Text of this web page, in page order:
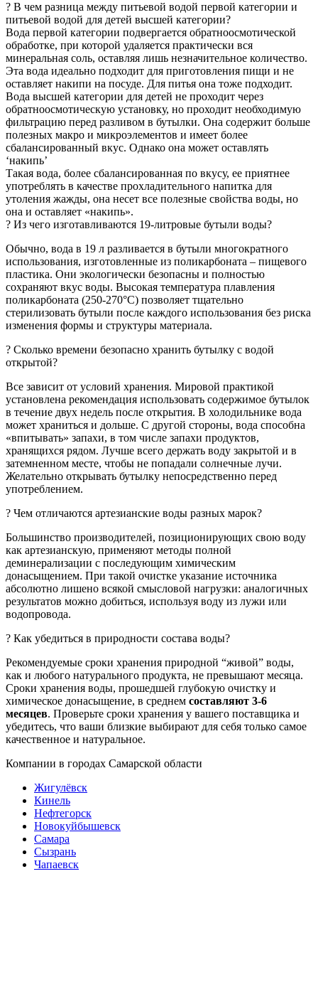
? В чем разница между питьевой водой первой категории и
питьевой водой для детей высшей категории?
Вода первой категории подвергается обратноосмотической
обработке, при которой удаляется практически вся
минеральная соль, оставляя лишь незначительное количество.
Эта вода идеально подходит для приготовления пищи и не
оставляет накипи на посуде. Для питья она тоже подходит.
Вода высшей категории для детей не проходит через
обратноосмотическую установку, но проходит необходимую
фильтрацию перед разливом в бутылки. Она содержит больше
полезных макро и микроэлементов и имеет более
сбалансированный вкус. Однако она может оставлять
‘накипь’
Такая вода, более сбалансированная по вкусу, ее приятнее
употреблять в качестве прохладительного напитка для
утоления жажды, она несет все полезные свойства воды, но
она и оставляет «накипь».
? Из чего изготавливаются 19-литровые бутыли воды?
Обычно, вода в 19 л разливается в бутыли многократного
использования, изготовленные из поликарбоната – пищевого
пластика. Они экологически безопасны и полностью
сохраняют вкус воды. Высокая температура плавления
поликарбоната (250-270°C) позволяет тщательно
стерилизовать бутыли после каждого использования без риска
изменения формы и структуры материала.
? Сколько времени безопасно хранить бутылку c водой
открытой?
Все зависит от условий хранения. Мировой практикой
установлена рекомендация использовать содержимое бутылок
в течение двух недель после открытия. В холодильнике вода
может храниться и дольше. С другой стороны, вода способна
«впитывать» запахи, в том числе запахи продуктов,
хранящихся рядом. Лучше всего держать воду закрытой и в
затемненном месте, чтобы не попадали солнечные лучи.
Желательно открывать бутылку непосредственно перед
употреблением.
? Чем отличаются артезианские воды разных марок?
Большинство производителей, позиционирующих свою воду
как артезианскую, применяют методы полной
деминерализации с последующим химическим
донасыщением. При такой очистке указание источника
абсолютно лишено всякой смысловой нагрузки: аналогичных
результатов можно добиться, используя воду из лужи или
водопровода.
? Как убедиться в природности состава воды?
Рекомендуемые сроки хранения природной “живой” воды,
как и любого натурального продукта, не превышают месяца.
Сроки хранения воды, прошедшей глубокую очистку и
химическое донасыщение, в среднем составляют 3-6
месяцев. Проверьте сроки хранения у вашего поставщика и
убедитесь, что ваши близкие выбирают для себя только самое
качественное и натуральное.
Компании в городах Самарской области
Жигулёвск
Кинель
Нефтегорск
Новокуйбышевск
Самара
Сызрань
Чапаевск